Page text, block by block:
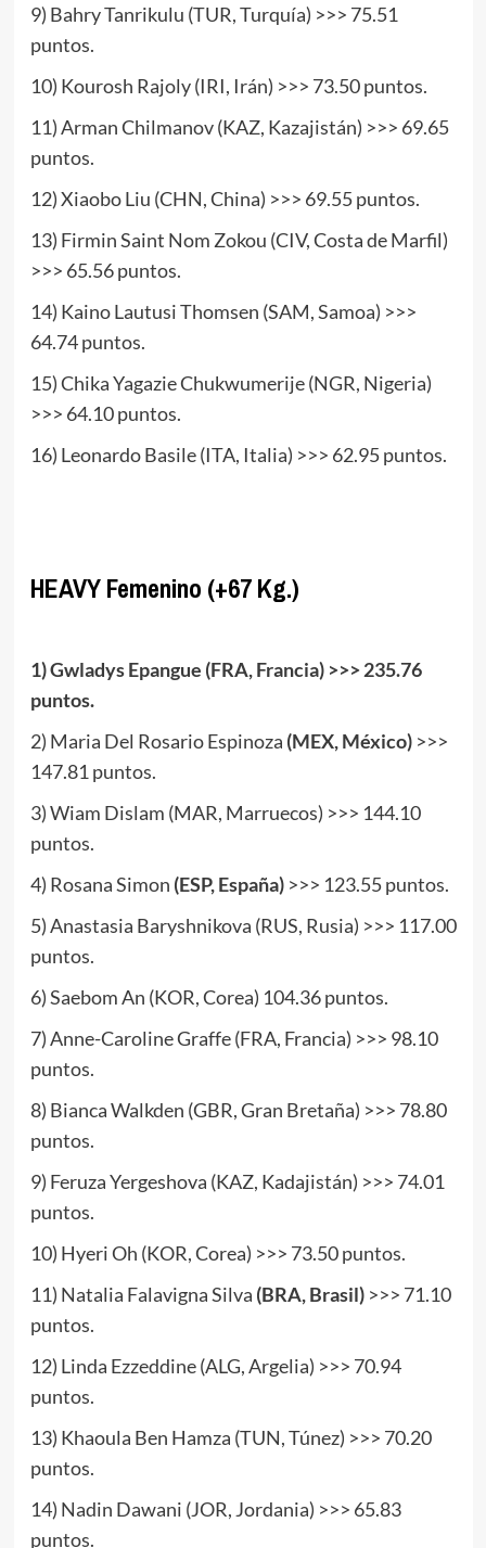
9) Bahry Tanrikulu (TUR, Turquía) >>> 75.51
puntos.
10) Kourosh Rajoly (IRI, Irán) >>> 73.50 puntos.
11) Arman Chilmanov (KAZ, Kazajistán) >>> 69.65
puntos.
12) Xiaobo Liu (CHN, China) >>> 69.55 puntos.
13) Firmin Saint Nom Zokou (CIV, Costa de Marfil)
>>> 65.56 puntos.
14) Kaino Lautusi Thomsen (SAM, Samoa) >>>
64.74 puntos.
15) Chika Yagazie Chukwumerije (NGR, Nigeria)
>>> 64.10 puntos.
16) Leonardo Basile (ITA, Italia) >>> 62.95 puntos.
HEAVY Femenino (+67 Kg.)
1) Gwladys Epangue (FRA, Francia) >>> 235.76
puntos.
2) Maria Del Rosario Espinoza (MEX, México)>>>
147.81 puntos.
3) Wiam Dislam (MAR, Marruecos) >>> 144.10
puntos.
4) Rosana Simon (ESP, España)>>> 123.55 puntos.
5) Anastasia Baryshnikova (RUS, Rusia) >>> 117.00
puntos.
6) Saebom An (KOR, Corea) 104.36 puntos.
7) Anne-Caroline Graffe (FRA, Francia) >>> 98.10
puntos.
8) Bianca Walkden (GBR, Gran Bretaña) >>> 78.80
puntos.
9) Feruza Yergeshova (KAZ, Kadajistán) >>> 74.01
puntos.
10) Hyeri Oh (KOR, Corea) >>> 73.50 puntos.
11) Natalia Falavigna Silva (BRA, Brasil)>>> 71.10
puntos.
12) Linda Ezzeddine (ALG, Argelia) >>> 70.94
puntos.
13) Khaoula Ben Hamza (TUN, Túnez) >>> 70.20
puntos.
14) Nadin Dawani (JOR, Jordania) >>> 65.83
puntos.